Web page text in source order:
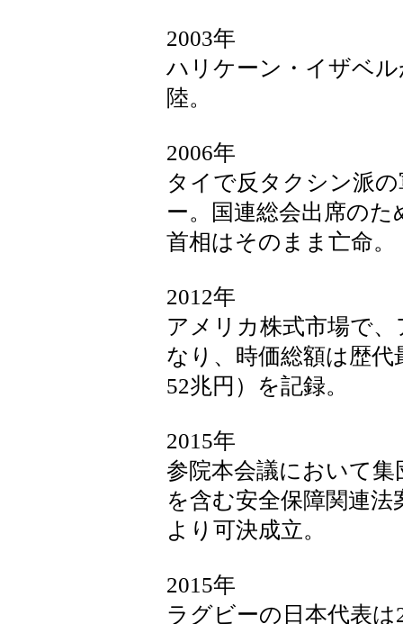
2003年
ハリケーン・イザベ
陸。
2006年
タイで反タクシン派
ー。国連総会出席の
首相はそのまま亡命。
2012年
アメリカ株式市場で
なり、時価総額は歴
52兆円）を記録。
2015年
参院本会議において
を含む安全保障関連
より可決成立。
2015年
ラグビーの日本代表